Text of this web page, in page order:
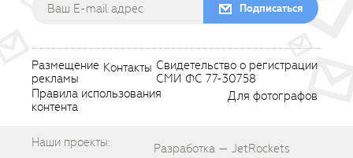
Подписаться
Размещение
рекламы
Контакты Свидетельство о регистрации
СМИ ФС 77-30758
Правила использования
контента
Для фотографов
Наши проекты:
Разработка — JetRockets